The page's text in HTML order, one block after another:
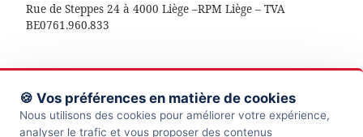
🍪 Vos préférences en matière de cookies
Nous utilisons des cookies pour améliorer votre expérience,
analyser le trafic et vous proposer des contenus
Rue de Steppes 24 à 4000 Liège –RPM Liège – TVA
BE0761.960.833
© 2026La manufacture des compétences– Tous droits
réservés